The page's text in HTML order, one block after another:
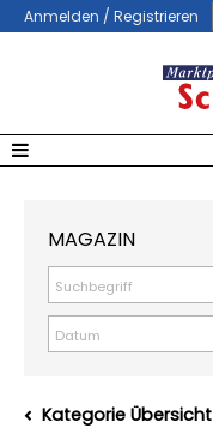
Anmelden / Registrieren
MAGAZIN
Kategorie Übersicht